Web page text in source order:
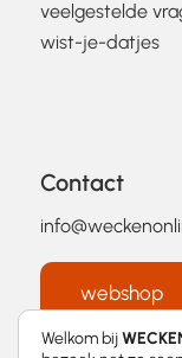
veelgestelde
wist-je-datjes
Contact
webshop
Welkom bij